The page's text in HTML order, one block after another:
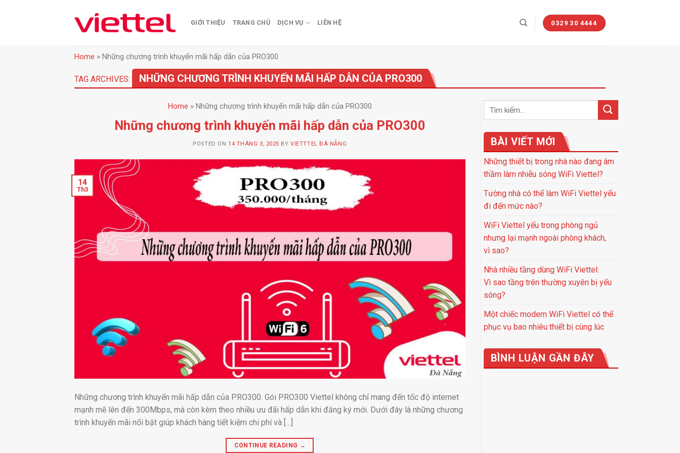
GIỚI THIỆU TRANG CHỦ DỊCH VỤ LIÊN HỆ 0329 30 4444
Home » Những chương trình khuyến mãi hấp dẫn của PRO300
TAG ARCHIVES: NHỮNG CHƯƠNG TRÌNH KHUYẾN MÃI HẤP DẪN CỦA PRO300
Home » Những chương trình khuyến mãi hấp dẫn của PRO300
Những chương trình khuyến mãi hấp dẫn của PRO300
POSTED ON 14 THÁNG 3, 2025 BYVIETTTEL ĐÀ NẴNG
14
Th3
Những chương trình khuyến mãi hấp dẫn của PRO300. Gói PRO300 Viettel không chỉ mang đến tốc độ internet
mạnh mẽ lên đến 300Mbps, mà còn kèm theo nhiều ưu đãi hấp dẫn khi đăng ký mới. Dưới đây là những chương
trình khuyến mãi nổi bật giúp khách hàng tiết kiệm chi phí và […]
CONTINUE READING →
BÀI VIẾT MỚI
Những thiết bị trong nhà nào đang âm
thầm làm nhiễu sóng WiFi Viettel?
Tường nhà có thể làm WiFi Viettel yếu
đi đến mức nào?
WiFi Viettel yếu trong phòng ngủ
nhưng lại mạnh ngoài phòng khách,
vì sao?
Nhà nhiều tầng dùng WiFi Viettel:
Vì sao tầng trên thường xuyên bị yếu
sóng?
Một chiếc modem WiFi Viettel có thể
phục vụ bao nhiêu thiết bị cùng lúc
BÌNH LUẬN GẦN ĐÂY